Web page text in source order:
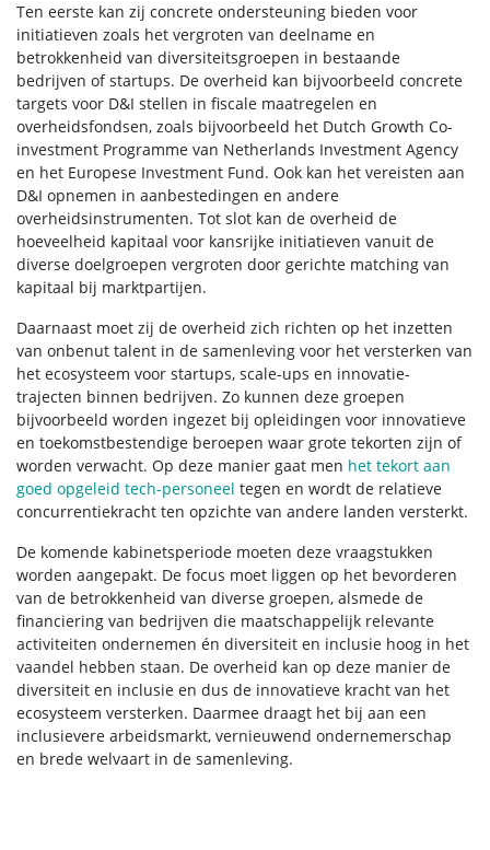
Ten eerste kan zij concrete ondersteuning bieden voor
initiatieven zoals het vergroten van deelname en
betrokkenheid van diversiteitsgroepen in bestaande
bedrijven of startups. De overheid kan bijvoorbeeld concrete
targets voor D&I stellen in fiscale maatregelen en
overheidsfondsen, zoals bijvoorbeeld het Dutch Growth Co-
investment Programme van Netherlands Investment Agency
en het Europese Investment Fund. Ook kan het vereisten aan
D&I opnemen in aanbestedingen en andere
overheidsinstrumenten. Tot slot kan de overheid de
hoeveelheid kapitaal voor kansrijke initiatieven vanuit de
diverse doelgroepen vergroten door gerichte matching van
kapitaal bij marktpartijen.
Daarnaast moet zij de overheid zich richten op het inzetten
van onbenut talent in de samenleving voor het versterken van
het ecosysteem voor startups, scale-ups en innovatie-
trajecten binnen bedrijven. Zo kunnen deze groepen
bijvoorbeeld worden ingezet bij opleidingen voor innovatieve
en toekomstbestendige beroepen waar grote tekorten zijn of
worden verwacht. Op deze manier gaat men het tekort aan
goed opgeleid tech-personeel tegen en wordt de relatieve
concurrentiekracht ten opzichte van andere landen versterkt.
De komende kabinetsperiode moeten deze vraagstukken
worden aangepakt. De focus moet liggen op het bevorderen
van de betrokkenheid van diverse groepen, alsmede de
financiering van bedrijven die maatschappelijk relevante
activiteiten ondernemen én diversiteit en inclusie hoog in het
vaandel hebben staan. De overheid kan op deze manier de
diversiteit en inclusie en dus de innovatieve kracht van het
ecosysteem versterken. Daarmee draagt het bij aan een
inclusievere arbeidsmarkt, vernieuwend ondernemerschap
en brede welvaart in de samenleving.